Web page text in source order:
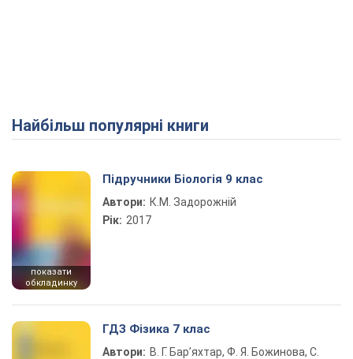
Найбільш популярні книги
показати
обкладинку
Підручники Біологія 9 клас
Автори: К.М. Задорожній
Рік: 2017
ГДЗ Фізика 7 клас
Автори: В. Г. Бар’яхтар, Ф. Я. Божинова, С.